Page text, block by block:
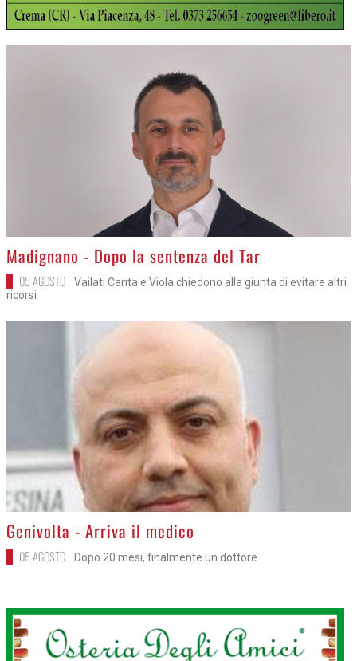
>Madignano - Dopo la sentenza del Tar
05 AGOSTO
Vailati Canta e Viola chiedono alla giunta di evitare altri
ricorsi
>
Genivolta - Arriva il medico
05 AGOSTO Dopo 20 mesi, finalmente un dottore